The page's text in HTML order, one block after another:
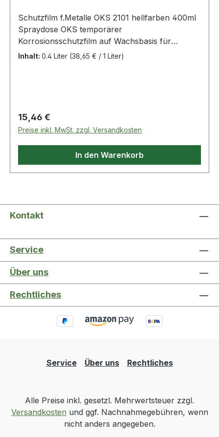
Schutzfilm f.Metalle OKS 2101 hellfarben 400ml
Spraydose OKS temporärer
Korrosionsschutzfilm auf Wachsbasis für
Lagerung und Versand von Maschinenteilen mit
technische Eigenschaften:· Farbe: hellfarben·
Gebinde: Spraydose· Einsatztemperatur: -40 bis
+70°C
Inhalt: 0.4 Liter (38,65 € / 1 Liter)
Regulärer Preis:
15,46 €
Preise inkl. MwSt. zzgl. Versandkosten
In den Warenkorb
Kontakt
Service
Über uns
Rechtliches
Service Über uns Rechtliches
Alle Preise inkl. gesetzl. Mehrwertsteuer zzgl.
Versandkosten und ggf. Nachnahmegebühren, wenn
nicht anders angegeben.